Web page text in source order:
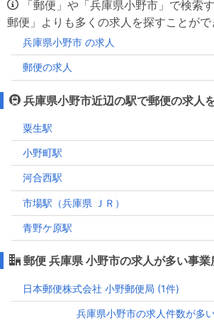
「郵便」や「兵庫県小野市」で検索
郵便」よりも多くの求人を探すことがで
兵庫県小野市 の求人
郵便の求人
兵庫県小野市近辺の駅で郵便の求人
粟生駅
小野町駅
河合西駅
市場駅（兵庫県 ＪＲ）
青野ケ原駅
郵便 兵庫県 小野市の求人が多い事業
日本郵便株式会社 小野郵便局 (1件)
兵庫県小野市の求人件数が多